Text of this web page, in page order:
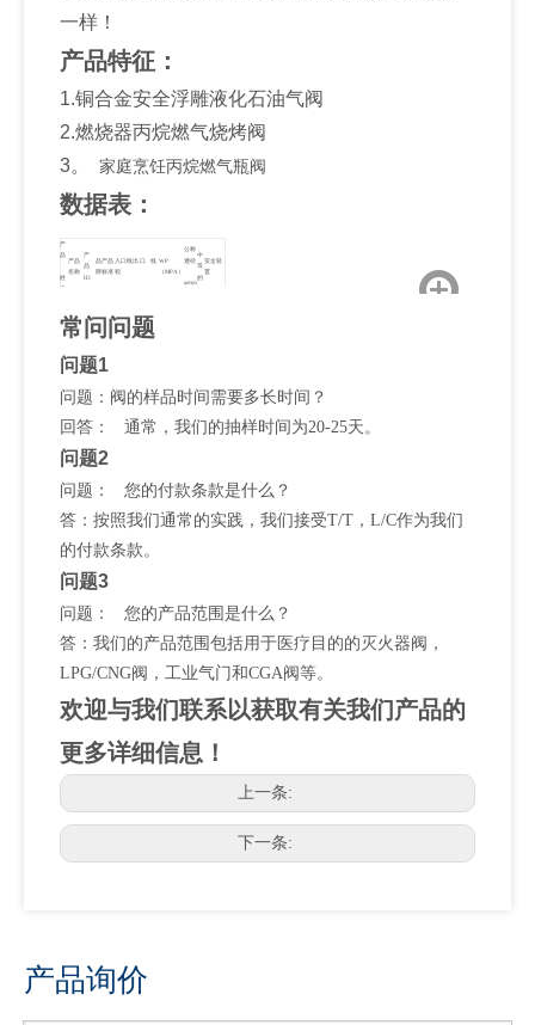
一样！
产品特征：
1.铜合金安全浮雕液化石油气阀
2.燃烧器丙烷燃气烧烤阀
3。 家庭烹饪丙烷燃气瓶阀
数据表：
产
品
姓
名
产品
名称
产
品
ID
品
牌
产品
标准
入口线
程
出口 线 WP
（MPA）
公称
通径
φmm
中
等
的
安全装
置
金
安
浮
化
石
气
阀
BWF-
08-
870-
常问问题
问题1
问题：阀的样品时间需要多长时间？
回答： 通常，我们的抽样时间为20-25天。
问题2
问题： 您的付款条款是什么？
答：按照我们通常的实践，我们接受T/T，L/C作为我们
的付款条款。
问题3
问题： 您的产品范围是什么？
答：我们的产品范围包括用于医疗目的的灭火器阀，
LPG/CNG阀，工业气门和CGA阀等。
欢迎与我们联系以获取有关我们产品的
更多详细信息！
上一条:
下一条:
产品询价